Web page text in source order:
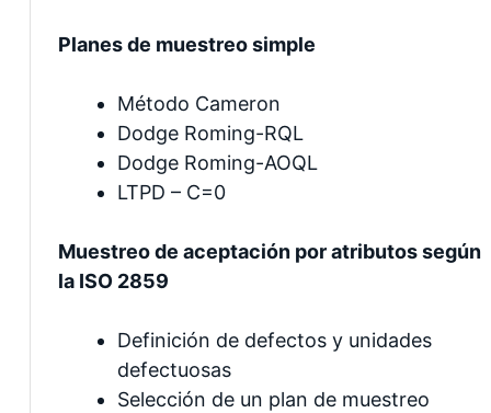
Planes de muestreo simple
Método Cameron
Dodge Roming-RQL
Dodge Roming-AOQL
LTPD – C=0
Muestreo de aceptación por atributos según
la ISO 2859
Definición de defectos y unidades
defectuosas
Selección de un plan de muestreo